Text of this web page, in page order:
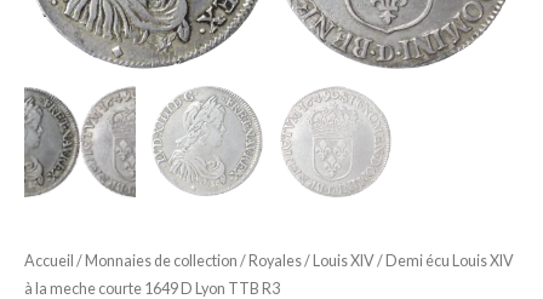
Accueil / Monnaies de collection / Royales/ Louis XIV/ Demi écu Louis XIV
à la meche courte 1649 D Lyon TTB R3
courte
1649
D
Lyon
R3